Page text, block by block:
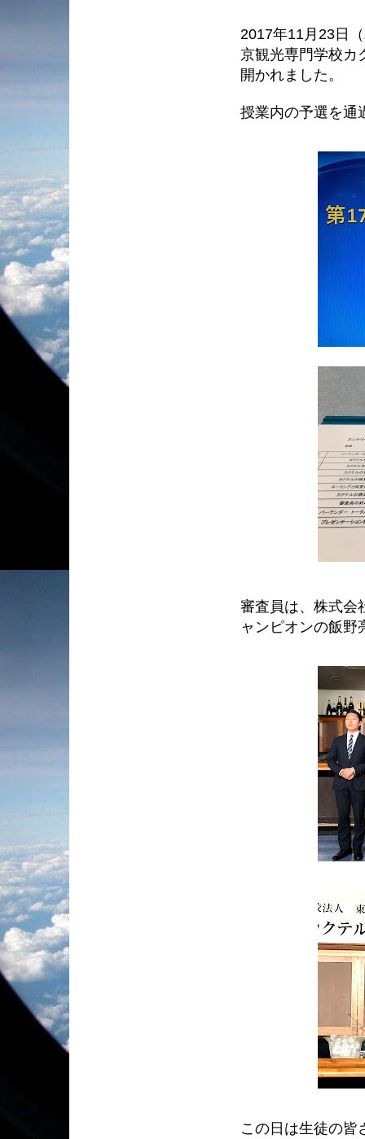
2017年11月23日
京観光専門学校カ
開かれました。
授業内の予選を通
審査員は、株式会
ャンピオンの飯野
この日は生徒の皆